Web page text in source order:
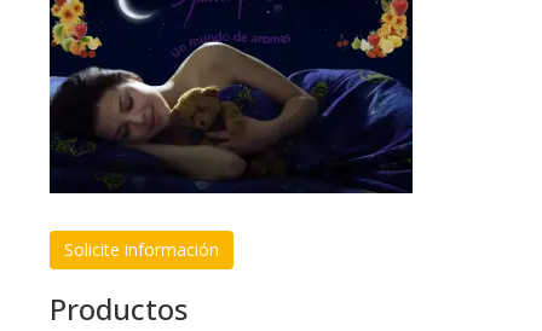
Solicite información
Productos